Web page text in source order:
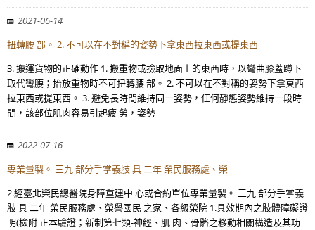
2021-06-14
扭轉腰 部。 2. 不可以在不對稱的姿勢下拿東西拉東西或提東西
3. 搬運貨物的正確動作 1. 搬重物或撿取地面上的東西時，以彎曲膝蓋蹲下
取代彎腰；抬放重物時不可扭轉腰 部。 2. 不可以在不對稱的姿勢下拿東西
拉東西或提東西。 3. 避免長時間維持同一姿勢，任何靜態姿勢維持一段時
間，該部位肌肉容易引起疲 勞，姿勢
2022-07-16
專業量製。 三九 部分手掌義肢 具 二年 榮民服務處、榮
2.經臺北榮民總醫院身障重建中 心或合約單位專業量製。 三九 部分手掌義
肢 具 二年 榮民服務處、榮譽國民 之家、各級榮院 1.具效期內之肢體障礙證
明(檢附 正本驗證；新制第七類-神經、肌 肉、骨骼之移動相關構造及其功